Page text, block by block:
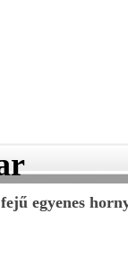
egyenes